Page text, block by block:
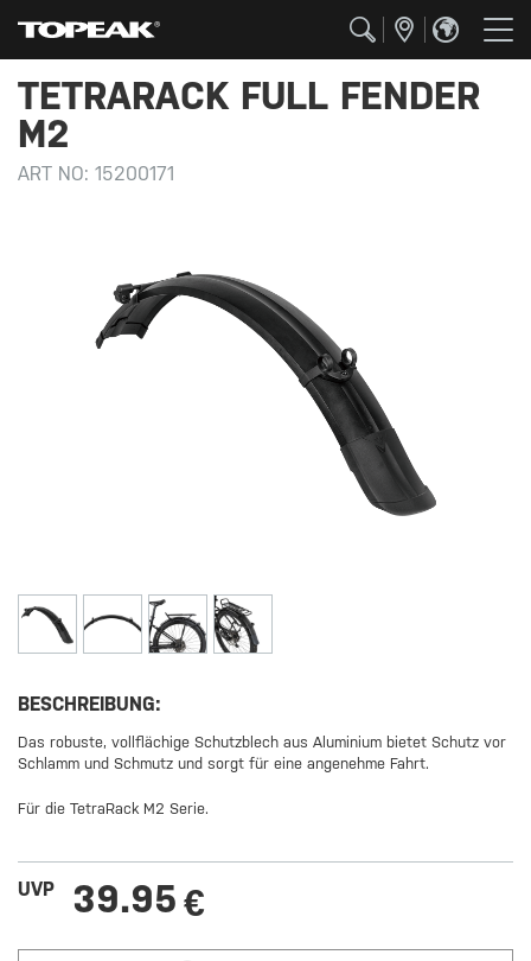
TETRARACK FULL FENDER
M2
ART NO: 15200171
BESCHREIBUNG:
Das robuste, vollflächige Schutzblech aus Aluminium bietet Schutz vor
Schlamm und Schmutz und sorgt für eine angenehme Fahrt.
Für die TetraRack M2 Serie.
UVP 39.95 €